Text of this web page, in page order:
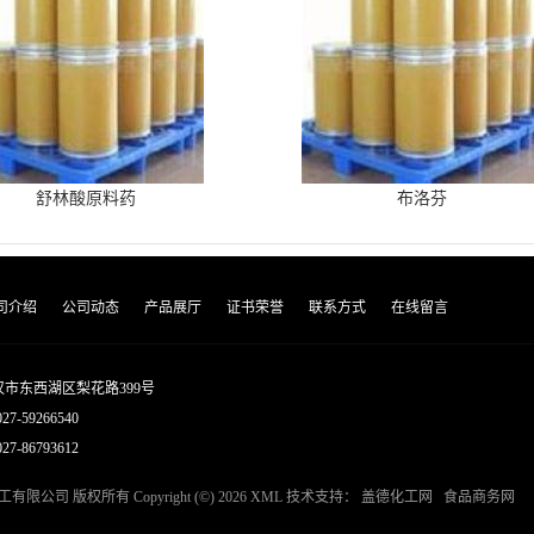
舒林酸原料药 布洛芬
介绍 公司动态 产品展厅 证书荣誉 联系方式 在线留言
市东西湖区梨花路399号
59266540
86793612
有限公司 版权所有 Copyright (©) 2026 XML 技术支持： 盖德化工网 食品商务网